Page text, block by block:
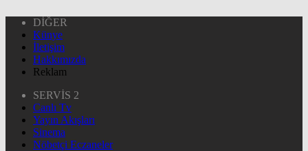
DİĞER
Künye
İletişim
Hakkımızda
Reklam
SERVİS 2
Canlı Tv
Yayın Akışları
Sinema
Nöbetçi Eczaneler